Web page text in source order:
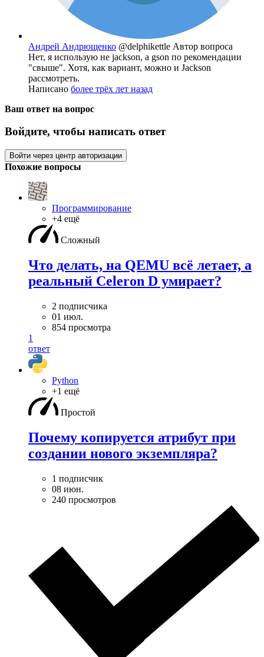
Андрей Андрющенко @delphikettle Автор вопроса
Нет, я использую не jackson, а gson по рекомендации
"свыше". Хотя, как вариант, можно и Jackson
рассмотреть.
Написано более трёх лет назад
Ваш ответ на вопрос
Войдите, чтобы написать ответ
Войти через центр авторизации
Похожие вопросы
Программирование
+4 ещё
Сложный
Что делать, на QEMU всё летает, а
реальный Celeron D умирает?
2 подписчика
01 июл.
854 просмотра
1
ответ
Python
+1 ещё
Простой
Почему копируется атрибут при
создании нового экземпляра?
1 подписчик
08 июн.
240 просмотров